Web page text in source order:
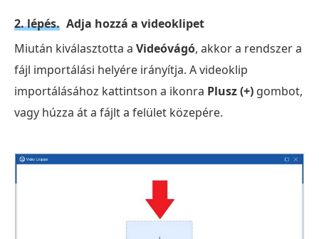
2. lépés. Adja hozzá a videoklipet
Miután kiválasztotta a Videóvágó, akkor a rendszer a
fájl importálási helyére irányítja. A videoklip
importálásához kattintson a ikonra Plusz (+) gombot,
vagy húzza át a fájlt a felület közepére.